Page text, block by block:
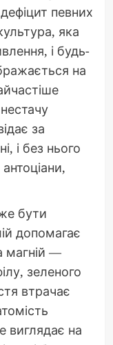
певних
яка
і будь-
на
за
і без нього
бути
допомагає
магній —
зеленого
втрачає
виглядає на